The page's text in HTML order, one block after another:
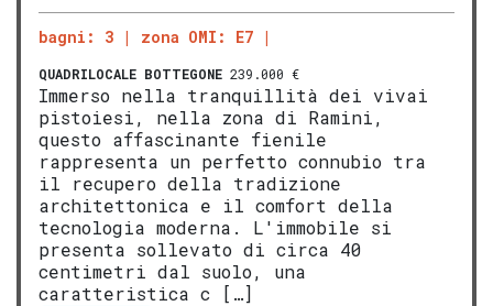
bagni: 3 zona OMI: E7
QUADRILOCALE BOTTEGONE 239.000 €
Immerso nella tranquillità dei vivai
pistoiesi, nella zona di Ramini,
questo affascinante fienile
rappresenta un perfetto connubio tra
il recupero della tradizione
architettonica e il comfort della
tecnologia moderna. L'immobile si
presenta sollevato di circa 40
centimetri dal suolo, una
caratteristica c […]